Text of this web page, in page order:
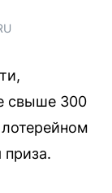
свыше 300
приза.